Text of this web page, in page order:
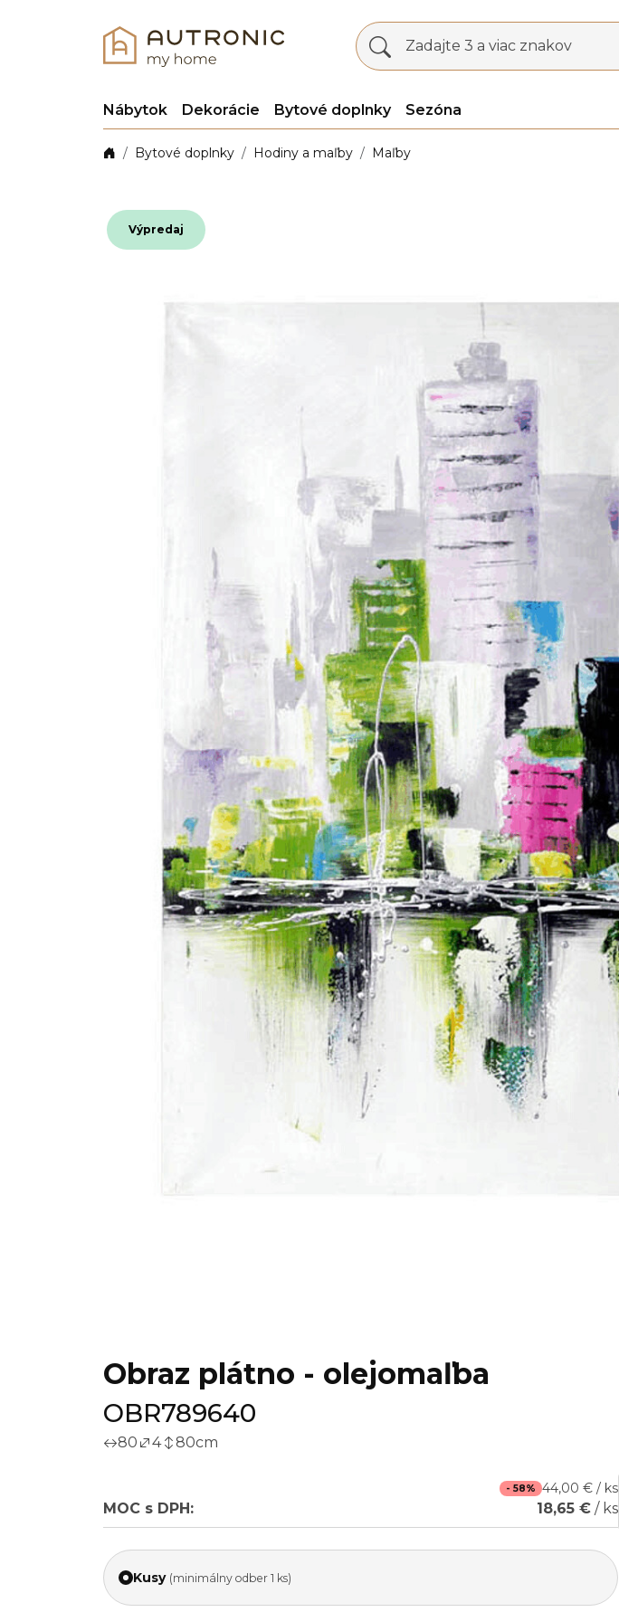
Zadajte 3 a viac znakov
Nábytok Dekorácie Bytové doplnky Sezóna
Bytové doplnky Hodiny a maľby Maľby
Výpredaj
Obraz plátno - olejomaľba
OBR789640
80 4 80cm
- 58% 44,00 € / ks
MOC s DPH: 18,65 € / ks
Kusy (minimálny odber 1 ks)